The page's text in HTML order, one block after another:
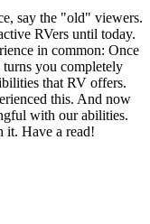
say the "old" viewers.
RVers until today.
in common: Once
you completely
that RV offers.
this. And now
with our abilities.
it. Have a read!